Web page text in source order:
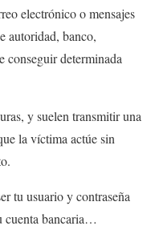
electrónico o mensajes
autoridad, banco,
determinada
y suelen transmitir una
la víctima actúe sin
tu usuario y contraseña
cuenta bancaria…